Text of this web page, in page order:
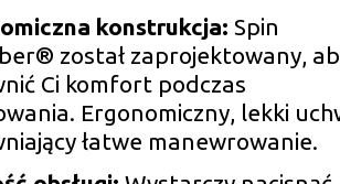
konstrukcja: Spin
został zaprojektowany,
Ci komfort podczas
Ergonomiczny, lekki
łatwe manewrowanie.